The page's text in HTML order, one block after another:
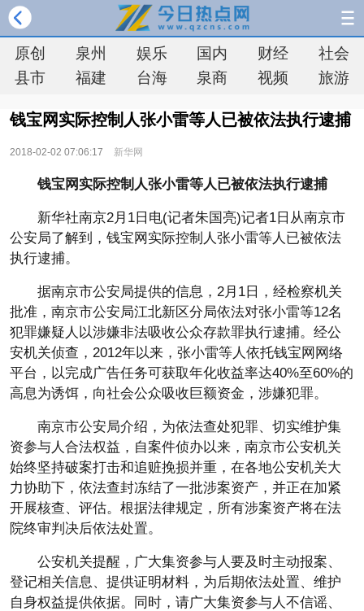
原创 泉州 娱乐 国内 财经
社会
县市
福建 台海 泉商 视频 旅游
钱宝网实际控制人张小雷等人已被依法执行逮捕
2018-02-02 07:06:17 新华网
钱宝网实际控制人张小雷等人已被依法执行逮捕
新华社南京2月1日电(记者朱国亮)记者1日从南京市
公安局了解到，钱宝网实际控制人张小雷等人已被依法
执行逮捕。
据南京市公安局提供的信息，2月1日，经检察机关
批准，南京市公安局江北新区分局依法对张小雷等12名
犯罪嫌疑人以涉嫌非法吸收公众存款罪执行逮捕。经公
安机关侦查，2012年以来，张小雷等人依托钱宝网网络
平台，以完成广告任务可获取年化收益率达40%至60%的
高息为诱饵，向社会公众吸收巨额资金，涉嫌犯罪。
南京市公安局介绍，为依法查处犯罪、切实维护集
资参与人合法权益，自案件侦办以来，南京市公安机关
始终坚持破案打击和追赃挽损并重，在各地公安机关大
力协助下，依法查封冻结了一批涉案资产，并正在加紧
开展核查、评估。根据法律规定，所有涉案资产将在法
院终审判决后依法处置。
公安机关提醒，广大集资参与人要及时主动报案、
登记相关信息、提供证明材料，为后期依法处置、维护
自身权益提供依据。同时，请广大集资参与人不信谣、